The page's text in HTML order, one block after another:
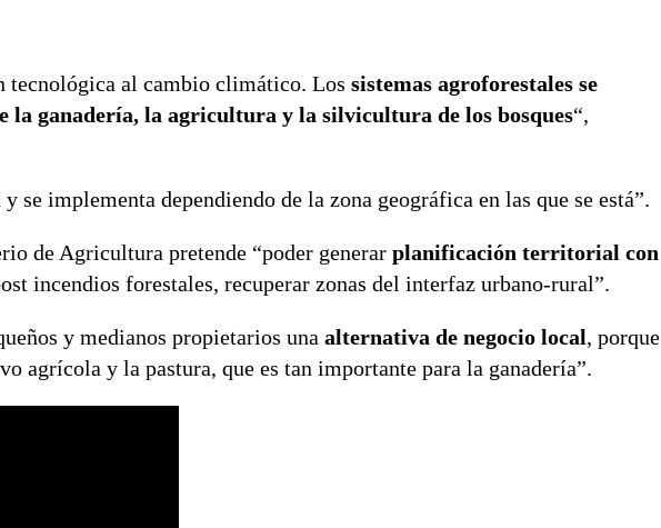
tecnológica al cambio climático. Los sistemas agroforestales se
ganadería, la agricultura y la silvicultura de los bosques“,
y se implementa dependiendo de la zona geográfica en las que se está”.
de Agricultura pretende “poder generar planificación territorial con
incendios forestales, recuperar zonas del interfaz urbano-rural”.
y medianos propietarios una alternativa de negocio local, porque
agrícola y la pastura, que es tan importante para la ganadería”.